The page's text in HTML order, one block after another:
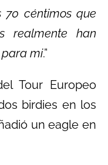
70 céntimos que
realmente han
mi.”
Tour Europeo
birdies en los
un eagle en